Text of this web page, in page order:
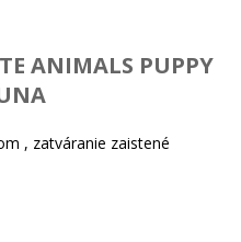
ANIMALS PUPPY
, zatváranie zaistené